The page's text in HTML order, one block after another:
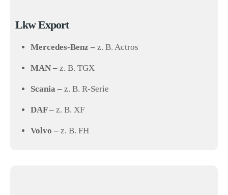
Lkw Export
Mercedes-Benz – z. B. Actros
MAN – z. B. TGX
Scania – z. B. R-Serie
DAF – z. B. XF
Volvo – z. B. FH